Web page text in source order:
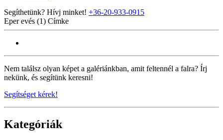
Segíthetünk? Hívj minket! +36-20-933-0915
Eper evés (1) Címke
Nem találsz olyan képet a galériánkban, amit feltennél a falra? Írj
nekünk, és segítünk keresni!
Segítséget kérek!
Kategóriák